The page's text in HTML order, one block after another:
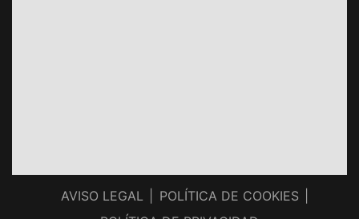
AVISO LEGAL
POLÍTICA DE COOKIES